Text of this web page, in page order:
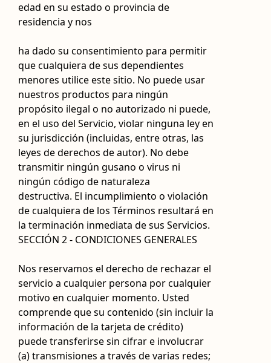
edad en su estado o provincia de
residencia y nos
ha dado su consentimiento para permitir
que cualquiera de sus dependientes
menores utilice este sitio. No puede usar
nuestros productos para ningún
propósito ilegal o no autorizado ni puede,
en el uso del Servicio, violar ninguna ley en
su jurisdicción (incluidas, entre otras, las
leyes de derechos de autor). No debe
transmitir ningún gusano o virus ni
ningún código de naturaleza
destructiva. El incumplimiento o violación
de cualquiera de los Términos resultará en
la terminación inmediata de sus Servicios.
SECCIÓN 2 - CONDICIONES GENERALES
Nos reservamos el derecho de rechazar el
servicio a cualquier persona por cualquier
motivo en cualquier momento. Usted
comprende que su contenido (sin incluir la
información de la tarjeta de crédito)
puede transferirse sin cifrar e involucrar
(a) transmisiones a través de varias redes;